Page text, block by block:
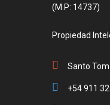
(M.P: 14737)
Propiedad
Santo
+54 911